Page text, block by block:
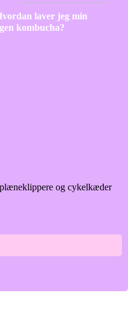
laver jeg min
kombucha?
og cykelkæder